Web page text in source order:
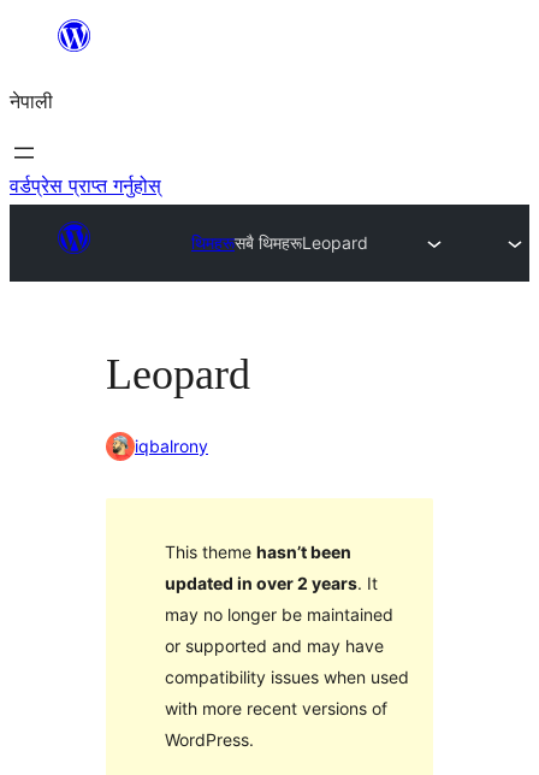
सामग्रीमा
नेपाली
वर्डप्रेस प्राप्त गर्नुहोस्
थिमहरूसबै थिमहरूLeopard
Leopard
iqbalrony
This theme hasn’t been
updated in over 2 years. It
may no longer be maintained
or supported and may have
compatibility issues when used
with more recent versions of
WordPress.